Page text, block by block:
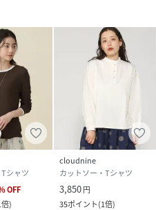
シャツ
OFF
倍)
cloudnine
カットソー・Tシャツ
3,850円
35ポイント(1倍)